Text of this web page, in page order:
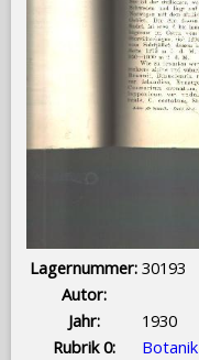
Lagernummer: 30193
Autor:
Jahr:
1930
Rubrik 0:
Botanik